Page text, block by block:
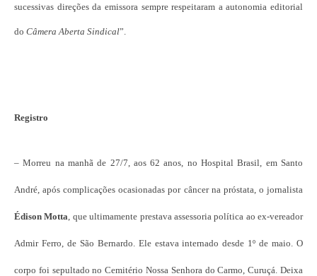
sucessivas direções da emissora sempre respeitaram a autonomia editorial
do Câmera Aberta Sindical”.
Registro
– Morreu na manhã de 27/7, aos 62 anos, no Hospital Brasil, em Santo
André, após complicações ocasionadas por câncer na próstata, o jornalista
Édison Motta , que ultimamente prestava assessoria política ao ex-vereador
Admir Ferro, de São Bernardo. Ele estava internado desde 1º de maio. O
corpo foi sepultado no Cemitério Nossa Senhora do Carmo, Curuçá. Deixa